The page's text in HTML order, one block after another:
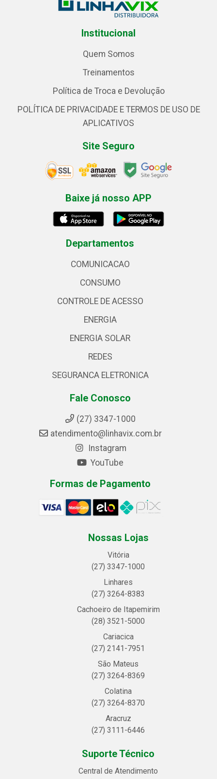
Institucional
Quem Somos
Treinamentos
Política de Troca e Devolução
POLÍTICA DE PRIVACIDADE E TERMOS DE USO DE
APLICATIVOS
Site Seguro
Baixe já nosso APP
Departamentos
COMUNICACAO
CONSUMO
CONTROLE DE ACESSO
ENERGIA
ENERGIA SOLAR
REDES
SEGURANCA ELETRONICA
Fale Conosco
(27) 3347-1000
atendimento@linhavix.com.br
Instagram
YouTube
Formas de Pagamento
Nossas Lojas
Vitória
(27) 3347-1000
Linhares
(27) 3264-8383
Cachoeiro de Itapemirim
(28) 3521-5000
Cariacica
(27) 2141-7951
São Mateus
(27) 3264-8369
Colatina
(27) 3264-8370
Aracruz
(27) 3111-6446
Suporte Técnico
Central de Atendimento